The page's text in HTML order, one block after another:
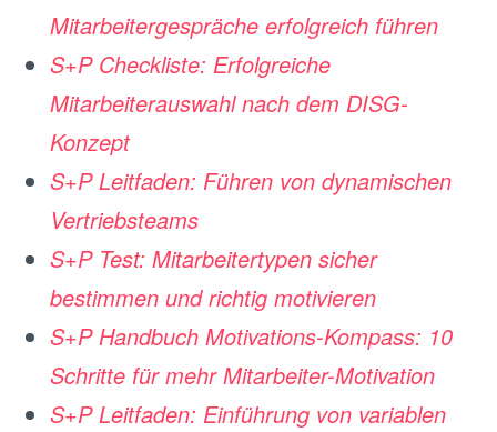
Mitarbeitergespräche erfolgreich führen
S+P Checkliste: Erfolgreiche
Mitarbeiterauswahl nach dem DISG-
Konzept
S+P Leitfaden: Führen von dynamischen
Vertriebsteams
S+P Test: Mitarbeitertypen sicher
bestimmen und richtig motivieren
S+P Handbuch Motivations-Kompass: 10
Schritte für mehr Mitarbeiter-Motivation
S+P Leitfaden: Einführung von variablen